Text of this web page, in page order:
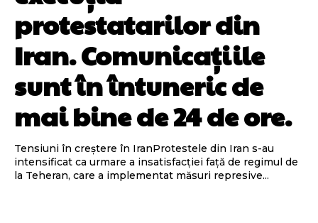
protestatarilor din
Iran. Comunicațiile
sunt în întuneric de
mai bine de 24 de ore.
Tensiuni în creștere în IranProtestele din Iran s-au
intensificat ca urmare a insatisfacției față de regimul de
la Teheran, care a implementat măsuri represive...